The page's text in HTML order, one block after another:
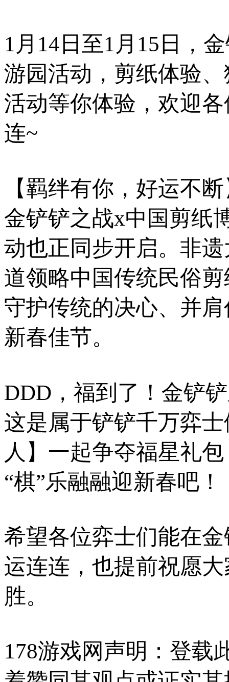
1月14日至1月15日，
游园活动，剪纸体验
活动等你体验，欢迎
连~
【羁绊有你，好运不
金铲铲之战x中国剪纸
动也正同步开启。非
道领略中国传统民俗
守护传统的决心、并
新春佳节。
DDD，福到了！金铲
这是属于铲铲千万弈
人】一起争夺福星礼
“棋”乐融融迎新春吧！
希望各位弈士们能在
运连连，也提前祝愿
胜。
178游戏网声明：登载